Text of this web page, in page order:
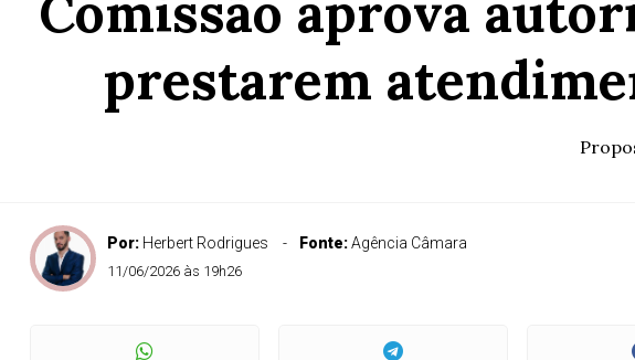
prestarem
Por: Herbert Rodrigues Fonte:Agência Câmara
11/06/2026 às 19h26